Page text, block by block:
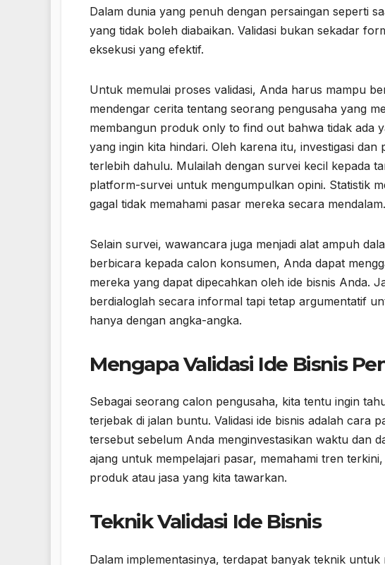
Dalam dunia yang penuh dengan persaingan seperti
yang tidak boleh diabaikan. Validasi bukan sekadar
eksekusi yang efektif.
Untuk memulai proses validasi, Anda harus mampu
mendengar cerita tentang seorang pengusaha yang
membangun produk only to find out bahwa tidak ada
yang ingin kita hindari. Oleh karena itu, investigasi
terlebih dahulu. Mulailah dengan survei kecil kepada
platform-survei untuk mengumpulkan opini. Statistik
gagal tidak memahami pasar mereka secara mendalam.
Selain survei, wawancara juga menjadi alat ampuh
berbicara kepada calon konsumen, Anda dapat
mereka yang dapat dipecahkan oleh ide bisnis Anda.
berdialoglah secara informal tapi tetap argumentatif
hanya dengan angka-angka.
Mengapa Validasi Ide Bisnis
Sebagai seorang calon pengusaha, kita tentu ingin
terjebak di jalan buntu. Validasi ide bisnis adalah cara
tersebut sebelum Anda menginvestasikan waktu dan
ajang untuk mempelajari pasar, memahami tren
produk atau jasa yang kita tawarkan.
Teknik Validasi Ide Bisnis
Dalam implementasinya, terdapat banyak teknik